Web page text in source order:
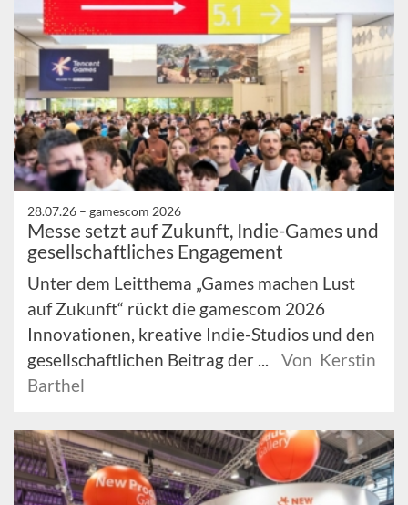
28.07.26 – gamescom 2026
Messe setzt auf Zukunft, Indie-Games und
gesellschaftliches Engagement
Unter dem Leitthema „Games machen Lust
auf Zukunft“ rückt die gamescom 2026
Innovationen, kreative Indie-Studios und den
gesellschaftlichen Beitrag der ...
Von Kerstin
Barthel